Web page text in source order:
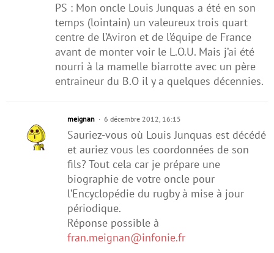
PS : Mon oncle Louis Junquas a été en son
temps (lointain) un valeureux trois quart
centre de l’Aviron et de l’équipe de France
avant de monter voir le L.O.U. Mais j’ai été
nourri à la mamelle biarrotte avec un père
entraineur du B.O il y a quelques décennies.
meignan 6 décembre 2012, 16:15
Sauriez-vous où Louis Junquas est décédé
et auriez vous les coordonnées de son
fils? Tout cela car je prépare une
biographie de votre oncle pour
l’Encyclopédie du rugby à mise à jour
périodique.
Réponse possible à
fran.meignan@infonie.fr